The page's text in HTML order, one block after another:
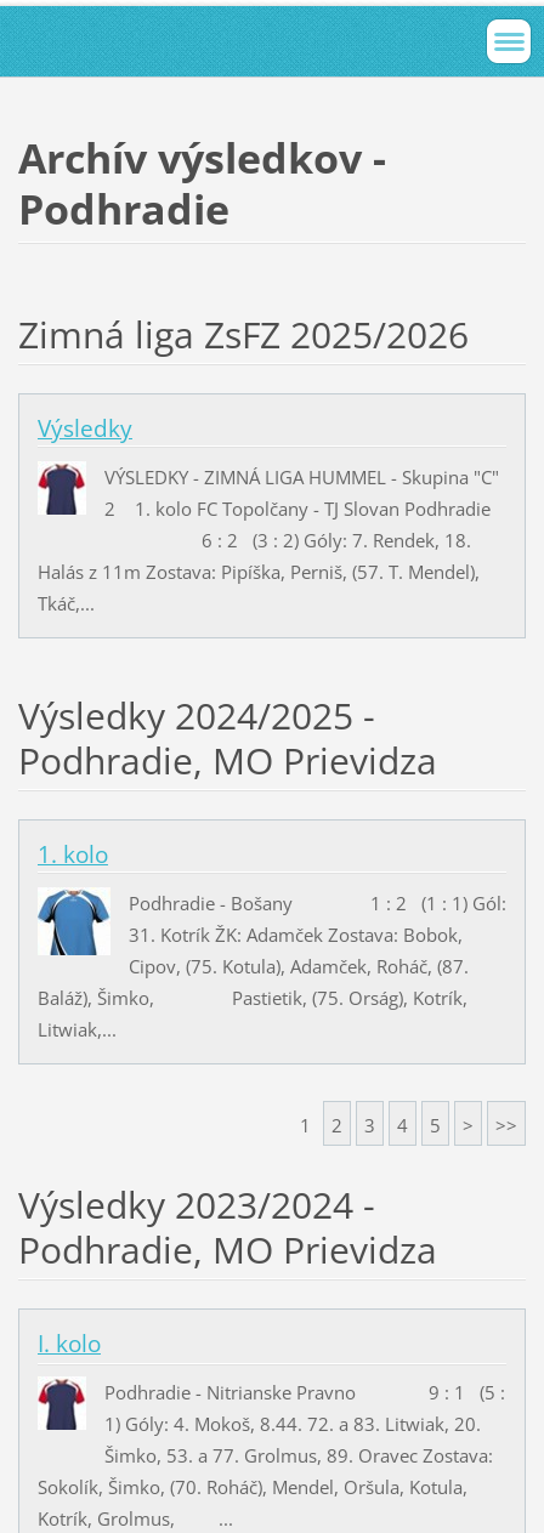
Archív výsledkov -
Podhradie
Zimná liga ZsFZ 2025/2026
Výsledky
VÝSLEDKY - ZIMNÁ LIGA HUMMEL - Skupina "C"
2 1. kolo FC Topolčany - TJ Slovan Podhradie
6 : 2 (3 : 2) Góly: 7. Rendek, 18.
Halás z 11m Zostava: Pipíška, Perniš, (57. T. Mendel),
Tkáč,...
Výsledky 2024/2025 -
Podhradie, MO Prievidza
1. kolo
Podhradie - Bošany 1 : 2 (1 : 1) Gól:
31. Kotrík ŽK: Adamček Zostava: Bobok,
Cipov, (75. Kotula), Adamček, Roháč, (87.
Baláž), Šimko, Pastietik, (75. Orság), Kotrík,
Litwiak,...
1 2 3 4 5 > >>
Výsledky 2023/2024 -
Podhradie, MO Prievidza
I. kolo
Podhradie - Nitrianske Pravno 9 : 1 (5 :
1) Góly: 4. Mokoš, 8.44. 72. a 83. Litwiak, 20.
Šimko, 53. a 77. Grolmus, 89. Oravec Zostava:
Sokolík, Šimko, (70. Roháč), Mendel, Oršula, Kotula,
Kotrík, Grolmus, ...